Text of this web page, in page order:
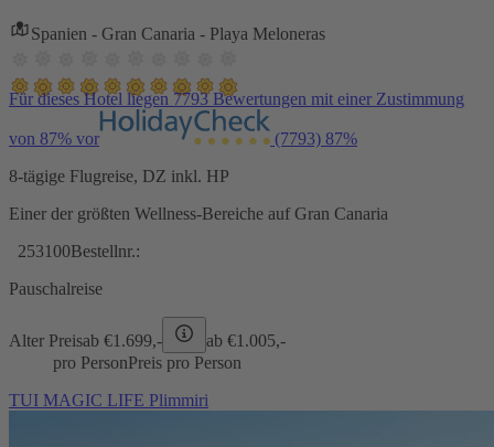
Spanien - Gran Canaria - Playa Meloneras
Für dieses Hotel liegen 7793 Bewertungen mit einer Zustimmung
von 87% vor (7793) 87%
8-tägige Flugreise, DZ inkl. HP
Einer der größten Wellness-Bereiche auf Gran Canaria
253100Bestellnr.:
Pauschalreise
Alter Preisab €1.699,- ab €1.005,-
pro PersonPreis pro Person
TUI MAGIC LIFE Plimmiri